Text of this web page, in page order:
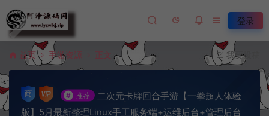
登录
首页 手游资源 正文 我要投稿
# 推荐
二次元卡牌回合手游【一拳超人体验
版】5月最新整理Linux手工服务端+运维后台+管理后台